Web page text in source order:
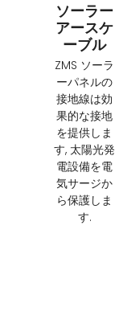
ソーラー
アースケ
ーブル
ZMS ソーラ
ーパネルの
接地線は効
果的な接地
を提供しま
す, 太陽光発
電設備を電
気サージか
ら保護しま
す.